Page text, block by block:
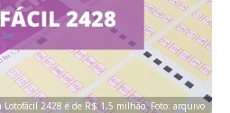
2428 é de R$ 1,5 milhão. Foto: arquivo